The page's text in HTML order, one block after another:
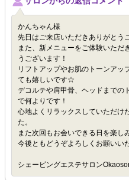
かんちゃん様
先日はご来店いただきありがとう
また、新メニューをご体験いただ
うございます！
リフトアップやお肌のトーンアッ
ても嬉しいです☆
デコルテや肩甲骨、ヘッドまでの
で何よりです！
心地よくリラックスしていただけ
た。
また次回もお会いできる日を楽し
今後ともどうぞよろしくお願いい
シェービングエステサロン